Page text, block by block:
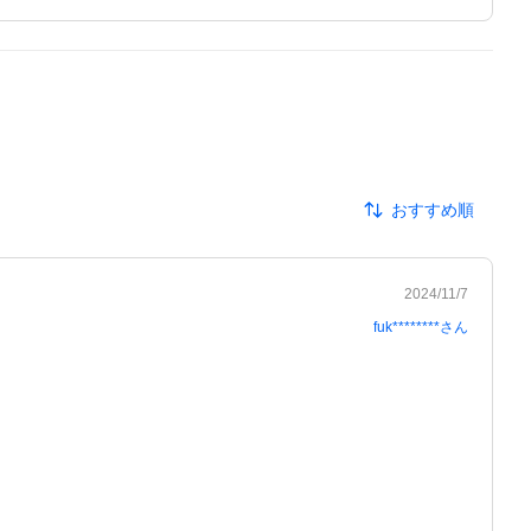
おすすめ順
2024/11/7
fuk********さん